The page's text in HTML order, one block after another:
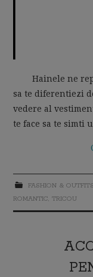
Hainele ne
sa te diferentiezi
vedere al
te face sa te simti
FASHION & OUTFITS
ROMANTIC,TRICOU